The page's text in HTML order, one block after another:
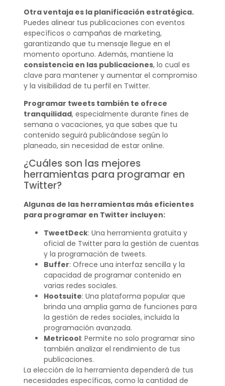
Otra ventaja es la planificación estratégica.
Puedes alinear tus publicaciones con eventos
específicos o campañas de marketing,
garantizando que tu mensaje llegue en el
momento oportuno. Además, mantiene la
consistencia en las publicaciones, lo cual es
clave para mantener y aumentar el compromiso
y la visibilidad de tu perfil en Twitter.
Programar tweets también te ofrece
tranquilidad, especialmente durante fines de
semana o vacaciones, ya que sabes que tu
contenido seguirá publicándose según lo
planeado, sin necesidad de estar online.
¿Cuáles son las mejores
herramientas para programar en
Twitter?
Algunas de las herramientas más eficientes
para programar en Twitter incluyen:
TweetDeck: Una herramienta gratuita y
oficial de Twitter para la gestión de cuentas
y la programación de tweets.
Buffer: Ofrece una interfaz sencilla y la
capacidad de programar contenido en
varias redes sociales.
Hootsuite: Una plataforma popular que
brinda una amplia gama de funciones para
la gestión de redes sociales, incluida la
programación avanzada.
Metricool: Permite no solo programar sino
también analizar el rendimiento de tus
publicaciones.
La elección de la herramienta dependerá de tus
necesidades específicas, como la cantidad de